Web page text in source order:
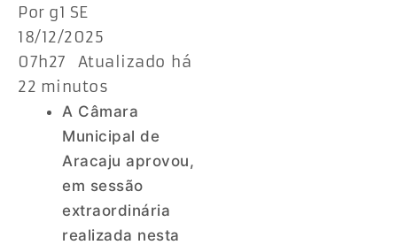
Por g1 SE
18/12/2025
07h27 Atualizado há
22 minutos
A Câmara
Municipal de
Aracaju aprovou,
em sessão
extraordinária
realizada nesta